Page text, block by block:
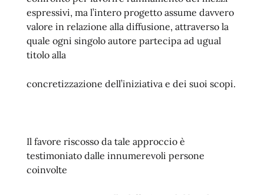
espressivi, ma l’intero progetto assume davvero
valore in relazione alla diffusione, attraverso la
quale ogni singolo autore partecipa ad ugual
titolo alla
concretizzazione dell’iniziativa e dei suoi scopi.
Il favore riscosso da tale approccio è
testimoniato dalle innumerevoli persone
coinvolte